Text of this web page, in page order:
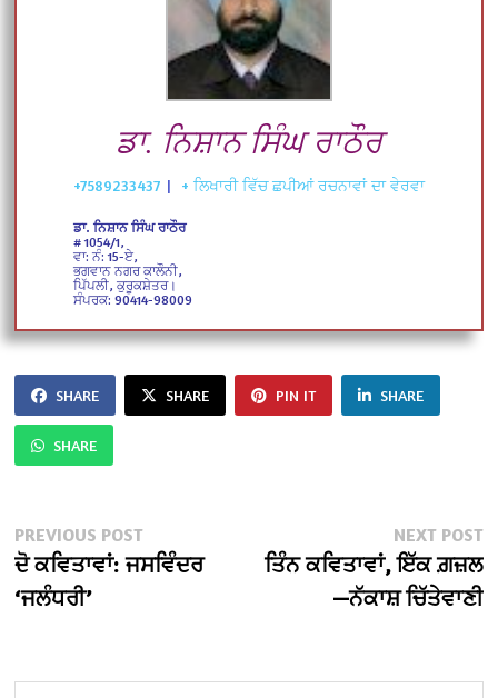
ਡਾ. ਨਿਸ਼ਾਨ ਸਿੰਘ ਰਾਠੌਰ
+7589233437 | + ਲਿਖਾਰੀ ਵਿੱਚ ਛਪੀਆਂ ਰਚਨਾਵਾਂ ਦਾ ਵੇਰਵਾ
ਡਾ. ਨਿਸ਼ਾਨ ਸਿੰਘ ਰਾਠੌਰ
# 1054/1,
ਵਾ: ਨੰ: 15-ਏ,
ਭਗਵਾਨ ਨਗਰ ਕਾਲੌਨੀ,
ਪਿੱਪਲੀ, ਕੁਰੂਕਸ਼ੇਤਰ।
ਸੰਪਰਕ: 90414-98009
SHARE SHARE PIN IT SHARE
SHARE
PREVIOUS POST
ਦੋ ਕਵਿਤਾਵਾਂ: ਜਸਵਿੰਦਰ
‘ਜਲੰਧਰੀ’
NEXT POST
ਤਿੰਨ ਕਵਿਤਾਵਾਂ, ਇੱਕ ਗ਼ਜ਼ਲ
—ਨੱਕਾਸ਼ ਚਿੱਤੇਵਾਣੀ